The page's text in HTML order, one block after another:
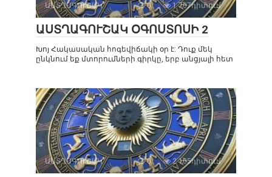
ԱՍՏՂԱԳՈՒՇԱԿ 0 1 707դիտում
ԱՍՏՂԱԳՈՒՇԱԿ ՕԳՈՍՏՈՍԻ 2
Խոյ Հակասական հոգեվիճակի օր է: Դուք մեկ
ընկնում եք մտորումների գիրկը, երբ անցյալի հետ
ԱՍՏՂԱԳՈՒՇԱԿ 0 2 105դիտում